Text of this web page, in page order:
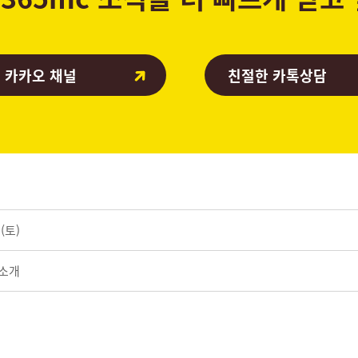
카오 채널 친절한 카톡상담
토)
개